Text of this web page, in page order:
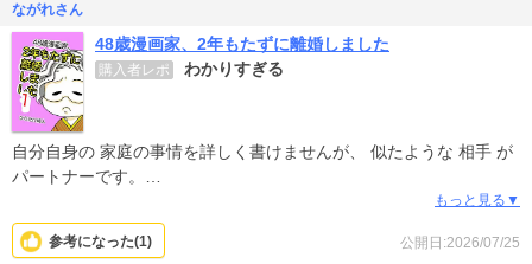
ながれさん
48歳漫画家、2年もたずに離婚しました
購入者レポ わかりすぎる
自分自身の 家庭の事情を詳しく書けませんが、 似たような 相手 が
パートナーです。
聖人のような一面も あるのに 荒ぶって手に負えない一面も 同時に
持ち、 それをコントロール してるようで コントロールできない そ
もっと見る▼
公開日:2026/07/25
参考になった(1)